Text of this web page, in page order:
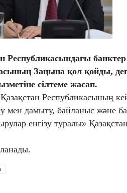
Заңына қол қойды,
сілтеме жасап.
Республикасының
мен дамыту, байланыс және
енгізу туралы»